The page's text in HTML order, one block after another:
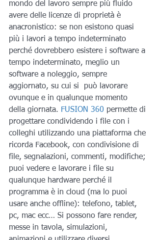
mondo del lavoro sempre più fluido
avere delle licenze di proprietà è
anacronistico: se non esistono quasi
più i lavori a tempo indeterminato
perché dovrebbero esistere i software a
tempo indeterminato, meglio un
software a noleggio, sempre
aggiornato, su cui si  può lavorare
ovunque e in qualunque momento
della giornata. FUSION 360 permette di
progettare condividendo i file con i
colleghi utilizzando una piattaforma che
ricorda Facebook, con condivisione di
file, segnalazioni, commenti, modifiche;
puoi vedere e lavorare i file su
qualunque hardware perché il
programma è in cloud (ma lo puoi
usare anche offline): telefono, tablet,
pc, mac ecc… Si possono fare render,
messe in tavola, simulazioni,